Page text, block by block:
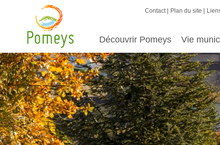
Contact Plan du site
Découvrir Pomeys Vie